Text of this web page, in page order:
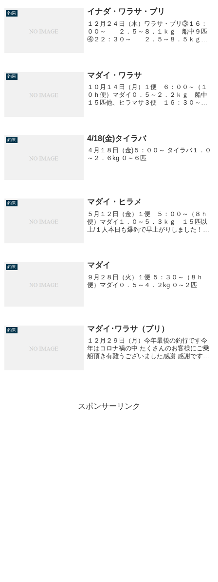
釣果 イナダ・ワラサ・ブリ
１２月２４日（木）ワラサ・ブリ③１６：
００～ ２．５～８．１ｋｇ 船中９匹
④２２：３０～ ２．５～８．５ｋｇ
釣果 マダイ・ワラサ
１０月１４日（月）１便 ６：００～（１
０ｈ便）マダイ０．５～２．２ｋｇ 船中
１５匹他、ヒラマサ３便 １６：３０～
後 船中３匹
釣果 4/18(金)タイラバ
４月１８日（金)５：００～ タイラバ１．０
～２．６kg ０～６匹
釣果 マダイ・ヒラメ
５月１２日（金）１便 ５：００～（８ｈ
便）マダイ１．０～５．３ｋｇ １５匹以
上/１人本日も爆釣で早上がりしました！！
釣果 マダイ
９月２８日（火）１便 ５：３０～（８ｈ
便）マダイ０．５～４．２kg ０～２匹
釣果 マダイ･ワラサ（ブリ）
１２月２９日（月）今年最後の釣行です今
年はコロナ禍の中 たくさんのお客様にご乗
船頂き有難うございました感謝 感謝です来
スポンサーリンク